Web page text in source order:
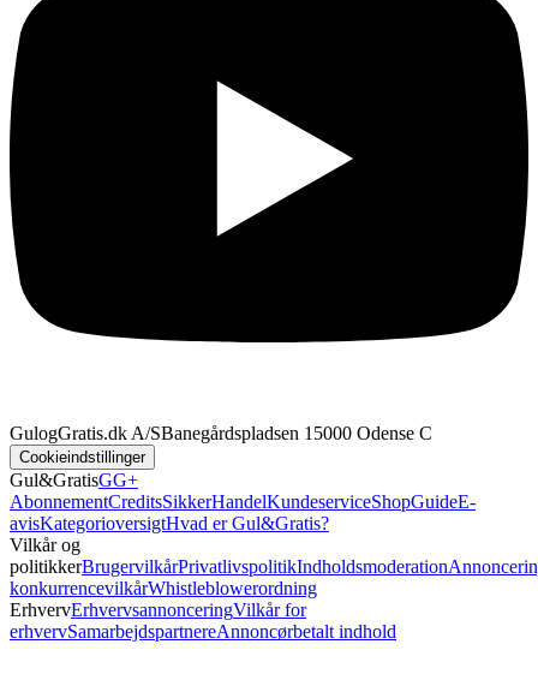
GulogGratis.dk A/SBanegårdspladsen 1 5000 Odense C
Cookieindstillinger
Gul&GratisGG+
AbonnementCreditsSikkerHandelKundeserviceShopGuideE-
avisKategorioversigtHvad er Gul&Gratis?
Vilkår og
politikkerBrugervilkårPrivatlivspolitikIndholdsmoderation
konkurrencevilkårWhistleblowerordning
ErhvervErhvervsannonceringVilkår for
erhvervSamarbejdspartnereAnnoncørbetalt indhold